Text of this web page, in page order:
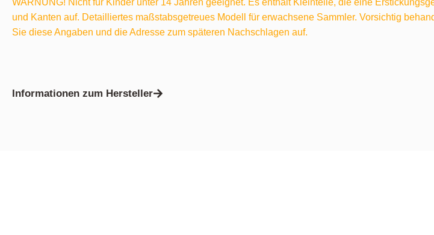
und Kanten auf. Detailliertes maßstabsgetreues Modell für erwachsene Sammler. Vorsichtig
Sie diese Angaben und die Adresse zum späteren Nachschlagen auf.
Informationen zum Hersteller